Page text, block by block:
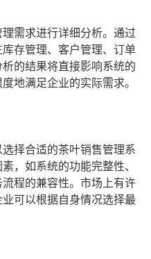
需求进行详细分析。通过
存管理、客户管理、订单
的结果将直接影响系统的
地满足企业的实际需求。
择合适的茶叶销售管理系
，如系统的功能完整性、
程的兼容性。市场上有许
可以根据自身情况选择最